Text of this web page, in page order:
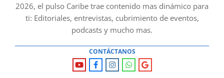
2026, el pulso Caribe trae contenido mas dinámico para
ti: Editoriales, entrevistas, cubrimiento de eventos,
podcasts y mucho mas.
CONTÁCTANOS